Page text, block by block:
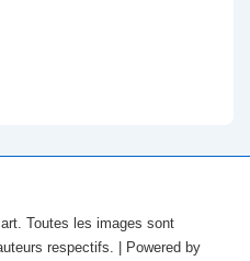
Toutes les images sont
respectifs.
| Powered by